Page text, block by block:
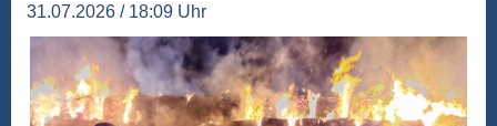
31.07.2026 / 18:09 Uhr